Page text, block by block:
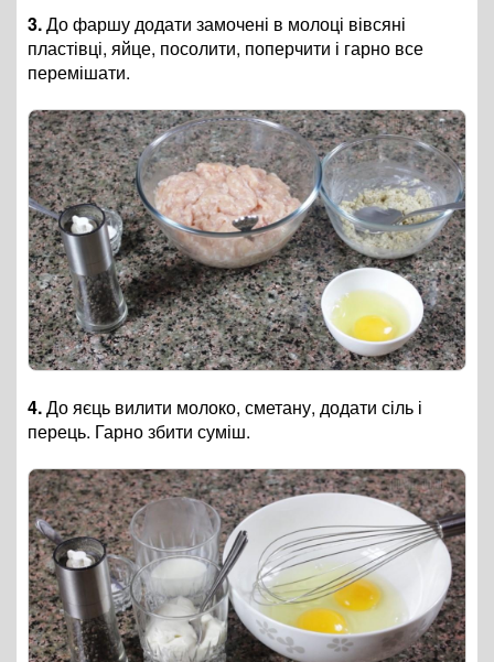
3.До фаршу додати замочені в молоці вівсяні
пластівці, яйце, посолити, поперчити і гарно все
перемішати.
4.До яєць вилити молоко, сметану, додати сіль і
перець. Гарно збити суміш.